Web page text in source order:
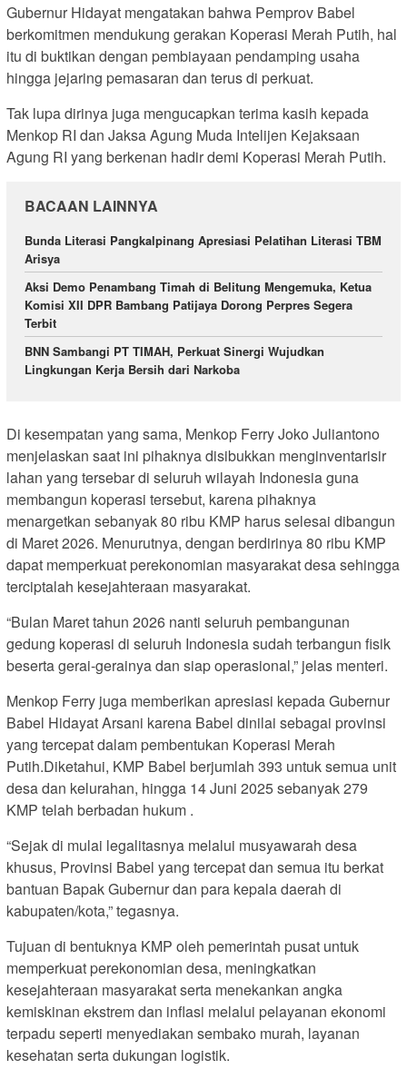
Gubernur Hidayat mengatakan bahwa Pemprov Babel
berkomitmen mendukung gerakan Koperasi Merah Putih, hal
itu di buktikan dengan pembiayaan pendamping usaha
hingga jejaring pemasaran dan terus di perkuat.
Tak lupa dirinya juga mengucapkan terima kasih kepada
Menkop RI dan Jaksa Agung Muda Intelijen Kejaksaan
Agung RI yang berkenan hadir demi Koperasi Merah Putih.
BACAAN LAINNYA
Bunda Literasi Pangkalpinang Apresiasi Pelatihan Literasi TBM
Arisya
Aksi Demo Penambang Timah di Belitung Mengemuka, Ketua
Komisi XII DPR Bambang Patijaya Dorong Perpres Segera
Terbit
BNN Sambangi PT TIMAH, Perkuat Sinergi Wujudkan
Lingkungan Kerja Bersih dari Narkoba
Di kesempatan yang sama, Menkop Ferry Joko Juliantono
menjelaskan saat ini pihaknya disibukkan menginventarisir
lahan yang tersebar di seluruh wilayah Indonesia guna
membangun koperasi tersebut, karena pihaknya
menargetkan sebanyak 80 ribu KMP harus selesai dibangun
di Maret 2026. Menurutnya, dengan berdirinya 80 ribu KMP
dapat memperkuat perekonomian masyarakat desa sehingga
terciptalah kesejahteraan masyarakat.
“Bulan Maret tahun 2026 nanti seluruh pembangunan
gedung koperasi di seluruh Indonesia sudah terbangun fisik
beserta gerai-gerainya dan siap operasional,” jelas menteri.
Menkop Ferry juga memberikan apresiasi kepada Gubernur
Babel Hidayat Arsani karena Babel dinilai sebagai provinsi
yang tercepat dalam pembentukan Koperasi Merah
Putih.Diketahui, KMP Babel berjumlah 393 untuk semua unit
desa dan kelurahan, hingga 14 Juni 2025 sebanyak 279
KMP telah berbadan hukum .
“Sejak di mulai legalitasnya melalui musyawarah desa
khusus, Provinsi Babel yang tercepat dan semua itu berkat
bantuan Bapak Gubernur dan para kepala daerah di
kabupaten/kota,” tegasnya.
Tujuan di bentuknya KMP oleh pemerintah pusat untuk
memperkuat perekonomian desa, meningkatkan
kesejahteraan masyarakat serta menekankan angka
kemiskinan ekstrem dan inflasi melalui pelayanan ekonomi
terpadu seperti menyediakan sembako murah, layanan
kesehatan serta dukungan logistik.